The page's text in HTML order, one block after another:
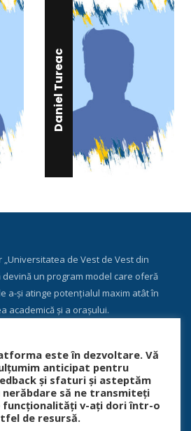
Daniel Tureac
de Vest de Vest din
devină un program model care oferă
a-și atinge potențialul maxim atât în
academică și a orașului.
LA ORADEA
este în dezvoltare. Vă
anticipat pentru
și sfaturi și asteptăm
nerăbdare să ne transmiteți
funcționalități v-ați dori într-o
de resursă.